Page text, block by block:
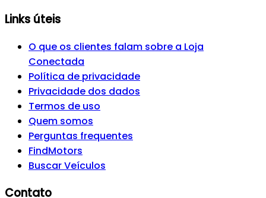
Links úteis
O que os clientes falam sobre a Loja
Conectada
Política de privacidade
Privacidade dos dados
Termos de uso
Quem somos
Perguntas frequentes
FindMotors
Buscar Veículos
Contato